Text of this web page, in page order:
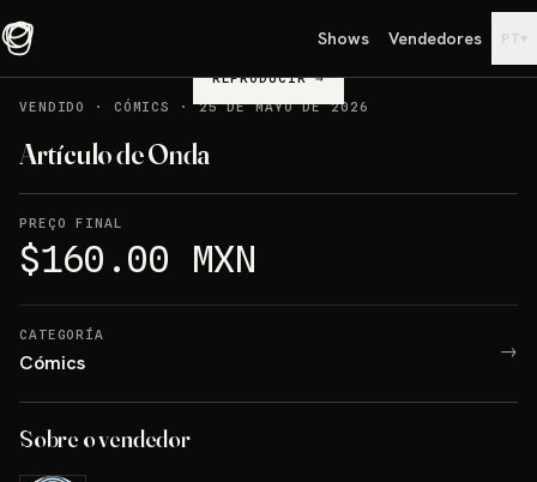
Shows Vendedores PT▾
REPRODUCIR→
VENDIDO
· CÓMICS ·25 DE MAYO DE 2026
Artículo de Onda
PREÇO FINAL
$160.00 MXN
CATEGORÍA
Cómics →
Sobre o vendedor